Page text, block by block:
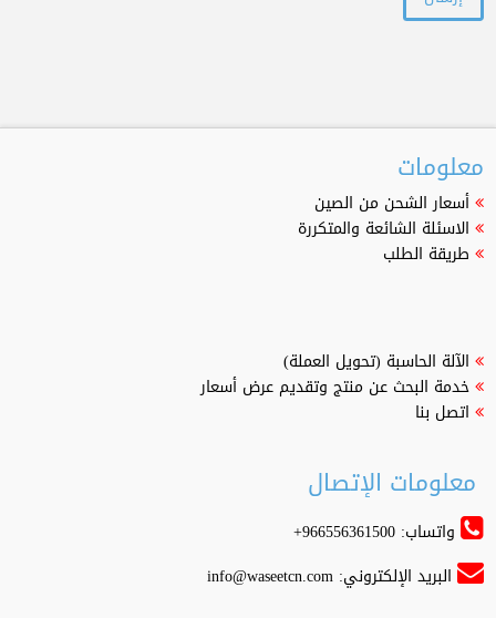
معلومات
أسعار الشحن من الصين
الاسئلة الشائعة والمتكررة
طريقة الطلب
الآلة الحاسبة (تحويل العملة)
خدمة البحث عن منتج وتقديم عرض أسعار
اتصل بنا
معلومات الإتصال
واتساب: 966556361500+
البريد الإلكتروني:info@waseetcn.com